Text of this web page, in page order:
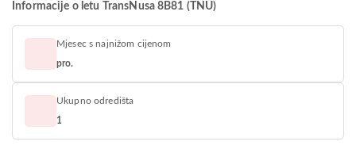
Informacije o letu TransNusa 8B81 (TNU)
Mjesec s najnižom cijenom
pro.
Ukupno odredišta
1